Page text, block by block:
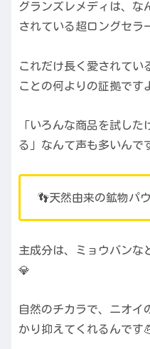
グランズレメディは、な
されている超ロングセラ
これだけ長く愛されてい
ことの何よりの証拠です
「いろんな商品を試した
る」なんて声も多いんで
👣天然由来の鉱物パ
主成分は、ミョウバンな
💎
自然のチカラで、ニオイ
かり抑えてくれるんです